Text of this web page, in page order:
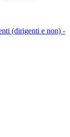
(dirigenti e non) -